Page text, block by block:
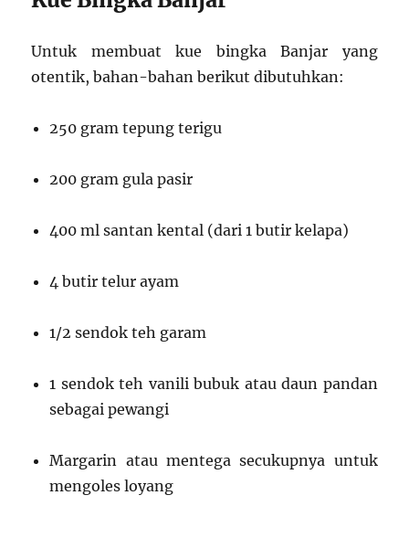
Untuk membuat kue bingka Banjar yang
otentik, bahan-bahan berikut dibutuhkan:
250 gram tepung terigu
200 gram gula pasir
400 ml santan kental (dari 1 butir kelapa)
4 butir telur ayam
1/2 sendok teh garam
1 sendok teh vanili bubuk atau daun pandan
sebagai pewangi
Margarin atau mentega secukupnya untuk
mengoles loyang